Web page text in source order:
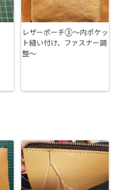
レザーポーチ③〜内ポケッ
ト縫い付け、ファスナー調
整〜